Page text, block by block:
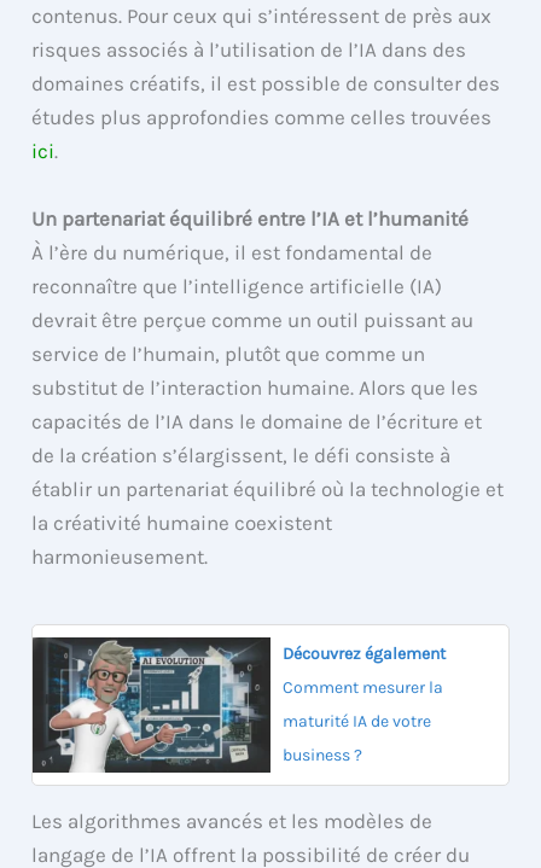
contenus. Pour ceux qui s’intéressent de près aux
risques associés à l’utilisation de l’IA dans des
domaines créatifs, il est possible de consulter des
études plus approfondies comme celles trouvées
ici.
Un partenariat équilibré entre l’IA et l’humanité
À l’ère du numérique, il est fondamental de
reconnaître que l’intelligence artificielle (IA)
devrait être perçue comme un outil puissant au
service de l’humain, plutôt que comme un
substitut de l’interaction humaine. Alors que les
capacités de l’IA dans le domaine de l’écriture et
de la création s’élargissent, le défi consiste à
établir un partenariat équilibré où la technologie et
la créativité humaine coexistent
harmonieusement.
Découvrez également
Comment mesurer la
maturité IA de votre
business ?
Les algorithmes avancés et les modèles de
langage de l’IA offrent la possibilité de créer du